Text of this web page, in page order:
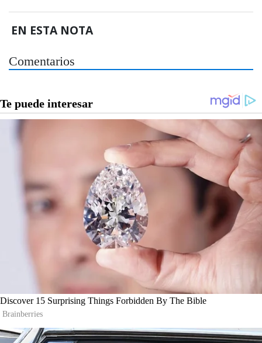
EN ESTA NOTA
Comentarios